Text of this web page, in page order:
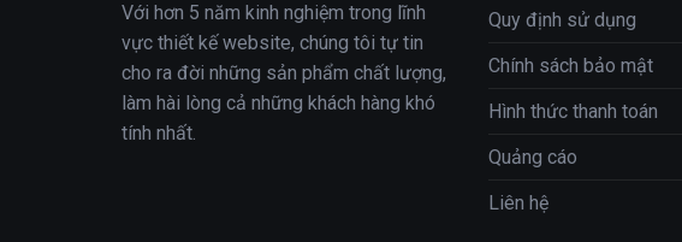
Với hơn 5 năm kinh nghiệm trong lĩnh
vực thiết kế website, chúng tôi tự tin
cho ra đời những sản phẩm chất lượng,
làm hài lòng cả những khách hàng khó
tính nhất.
Quy định sử dụng
Chính sách bảo mật
Hình thức thanh toán
Quảng cáo
Liên hệ